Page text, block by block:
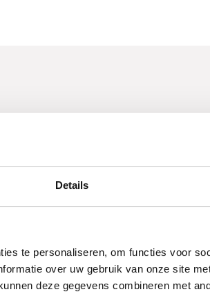
Details
te personaliseren, om functies voor
over uw gebruik van onze site
deze gegevens combineren met
Voorgebroken hout (alleen toegestaan na
Plaatmateriaal, zoals spaanplaat zonder
meubelplaat en multiplex